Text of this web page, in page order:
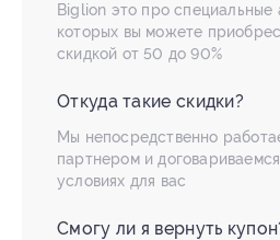
Biglion это про специальные
которых вы можете
скидкой от 50 до 90%
Откуда такие скидки?
Мы непосредственно
партнером и
условиях для вас
Смогу ли я вернуть